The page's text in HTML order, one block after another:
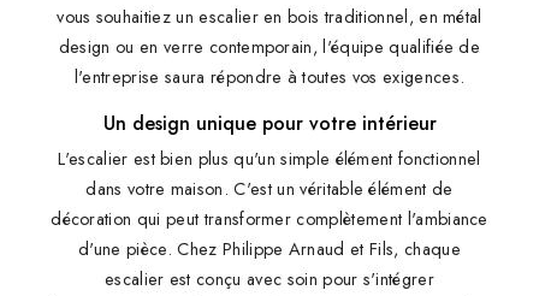
vous souhaitiez un escalier en bois traditionnel, en métal
design ou en verre contemporain, l'équipe qualifiée de
l'entreprise saura répondre à toutes vos exigences.
Un design unique pour votre intérieur
L'escalier est bien plus qu'un simple élément fonctionnel
dans votre maison. C'est un véritable élément de
décoration qui peut transformer complètement l'ambiance
d'une pièce. Chez Philippe Arnaud et Fils, chaque
escalier est conçu avec soin pour s'intégrer